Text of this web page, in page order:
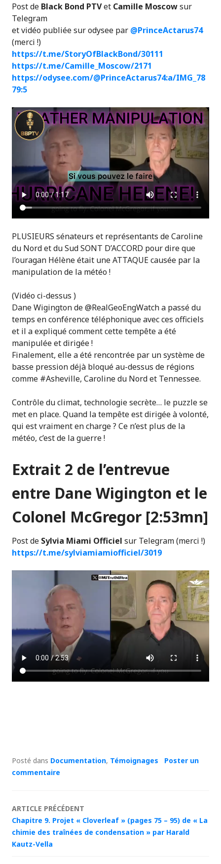
Post de Black Bond PTVet Camille Moscowsur
Telegram
et vidéo publiée sur odysee par @PrinceActarus74
(merci !)
https://t.me/StoryOfBlackBond/30111
https://t.me/Camille_Moscow/2171
https://odysee.com/@PrinceActarus74:a/IMG_78
79:5
PLUSIEURS sénateurs et représentants de Caroline
du Nord et du Sud SONT D’ACCORD pour dire que
l’ouragan Hélène était une ATTAQUE causée par la
manipulation de la météo !
(Vidéo ci-dessus )
Dane Wigington de @RealGeoEngWatch a passé du
temps en conférence téléphonique avec ces officiels
et il a expliqué comment cette tempête a été
manipulée et dirigée !
Finalement, elle a été rencontrée par un système de
basse pression déjà bloqué au-dessus de régions
comme #Asheville, Caroline du Nord et Tennessee.
Contrôle du climat, technologie secrète… le puzzle se
met en place. Quand la tempête est dirigée à volonté,
qui est vraiment en charge ? Ce n’est plus de la
météo, c’est de la guerre !
Extrait 2 de l’entrevue
entre Dane Wigington et le
Colonel McGregor [2:53mn]
Post de Sylvia Miami Officiel sur Telegram (merci !)
https://t.me/sylviamiamiofficiel/3019
Posté dans Documentation, Témoignages
Poster un
commentaire
Navigation
des
articles
ARTICLE PRÉCÉDENT
Chapitre 9. Projet « Cloverleaf » (pages 75 – 95) de « La
chimie des traînées de condensation » par Harald
Kautz-Vella